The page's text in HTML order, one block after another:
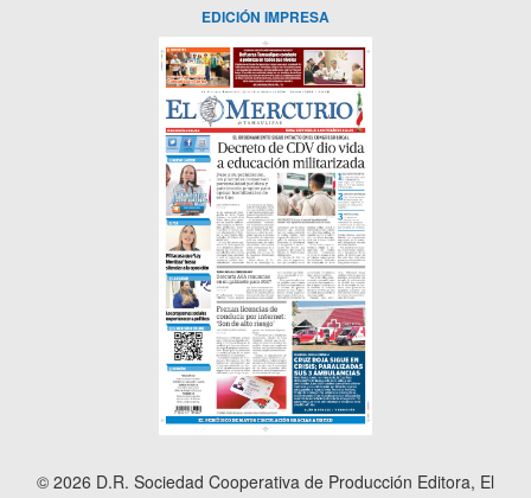
EDICIÓN IMPRESA
© 2026 D.R. Sociedad Cooperativa de Producción Editora, El